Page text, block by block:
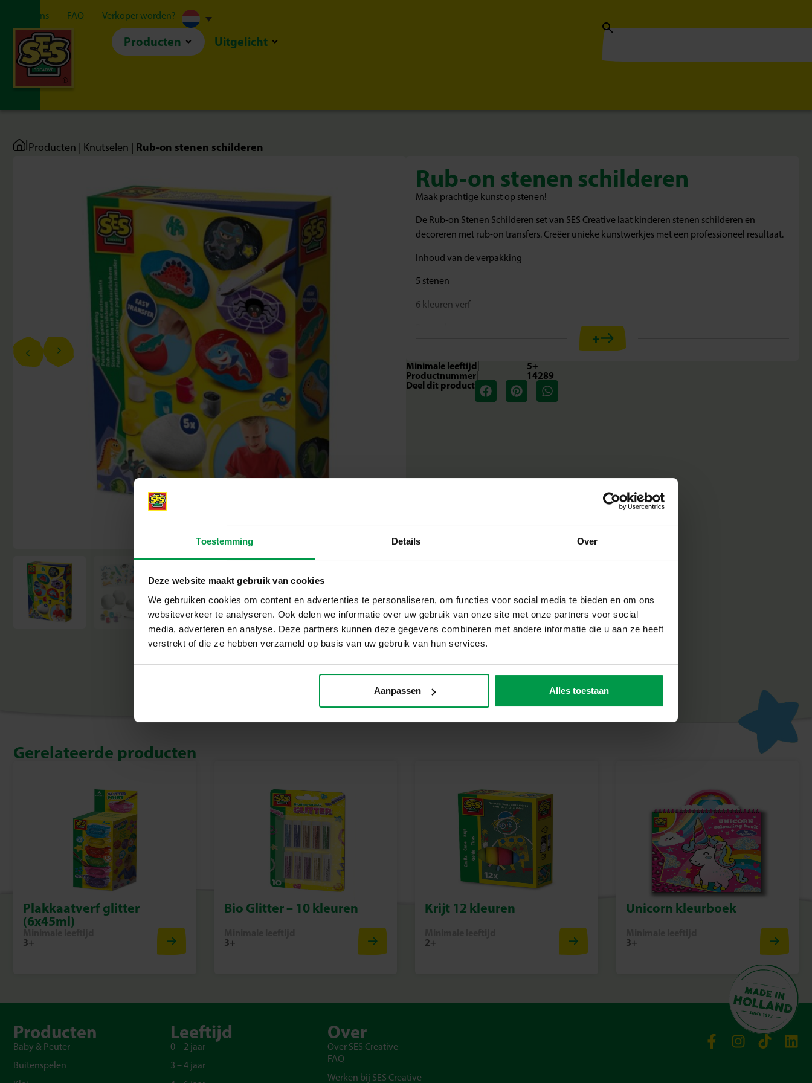
Toestemming Details Over
Deze website maakt gebruik van cookies
We gebruiken cookies om content en advertenties te personaliseren, om functies voor social media te bieden en om ons
websiteverkeer te analyseren. Ook delen we informatie over uw gebruik van onze site met onze partners voor social
media, adverteren en analyse. Deze partners kunnen deze gegevens combineren met andere informatie die u aan ze heeft
verstrekt of die ze hebben verzameld op basis van uw gebruik van hun services.
Aanpassen Alles toestaan
Over ons FAQ Verkoper worden?
Producten Uitgelicht
|Producten Knutselen Rub-on stenen schilderen
Rub-on stenen schilderen
Maak prachtige kunst op stenen!
De Rub-on Stenen Schilderen set van SES Creative laat kinderen stenen schilderen en
decoreren met rub-on transfers. Creëer unieke kunstwerkjes met een professioneel resultaat.
Inhoud van de verpakking
5 stenen
6 kleuren verf
Unieke eigenschappen
Rub-on transfers voor eenvoudig aanbrengen
Schilder je stenen in je favoriete kleuren en voeg bijzondere designs toe met de transfers.
Ga vandaag nog aan de slag!
Maak unieke, kleurrijke stenen kunstwerken voor jezelf of om cadeau te geven.
+
Minimale leeftijd|
5+
Productnummer|
14289
Deel dit product
Gerelateerde producten
Plakkaatverf glitter
(6x45ml)
3+
Bio Glitter – 10 kleuren
3+
Krijt 12 kleuren
2+
Unicorn kleurboek
3+
Producten
Baby & Peuter
Buitenspelen
Leeftijd
0 – 2 jaar
3 – 4 jaar
Over
Over SES Creative
FAQ
Werken bij SES Creative